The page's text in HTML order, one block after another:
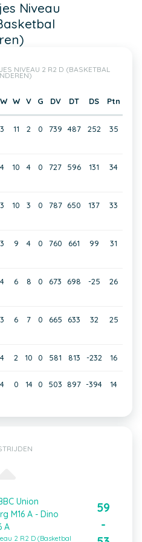
Niveau
NIVEAU 2 R2 D (BASKETBAL
W V G DV DT DS Ptn
11 2 0 739 487 252 35
10 4 0 727 596 131 34
10 3 0 787 650 137 33
9 4 0 760 661 99 31
6 8 0 673 698 -25 26
6 7 0 665 633 32 25
2 10 0 581 813 -232 16
0 14 0 503 897 -394 14
Union
M16 A - Dino
A
2 R2 D (Basketbal
59
-